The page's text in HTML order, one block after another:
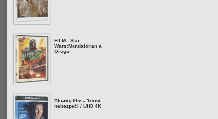
FILM - Star
Wars:Mandalorian a
Grogu
Blu-ray film - Jasné
nebezpečí / UHD 4K